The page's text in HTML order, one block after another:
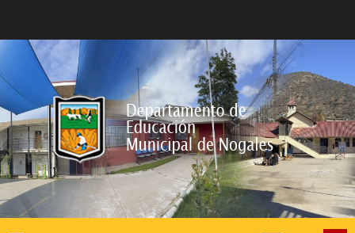
contenido